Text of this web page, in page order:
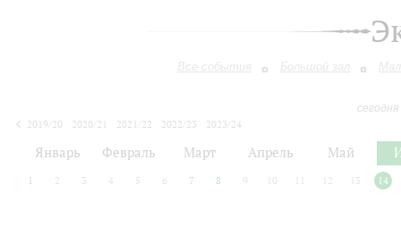
Все события Большой зал
2019/20
2020/21 2021/22 2022/23
2023/24
Январь Февраль Март Апрель Май
1 2 3 4 5 6 7 8 9 10 12 13 14